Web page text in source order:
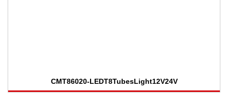
CMT86020-LEDT8TubesLight12V24V